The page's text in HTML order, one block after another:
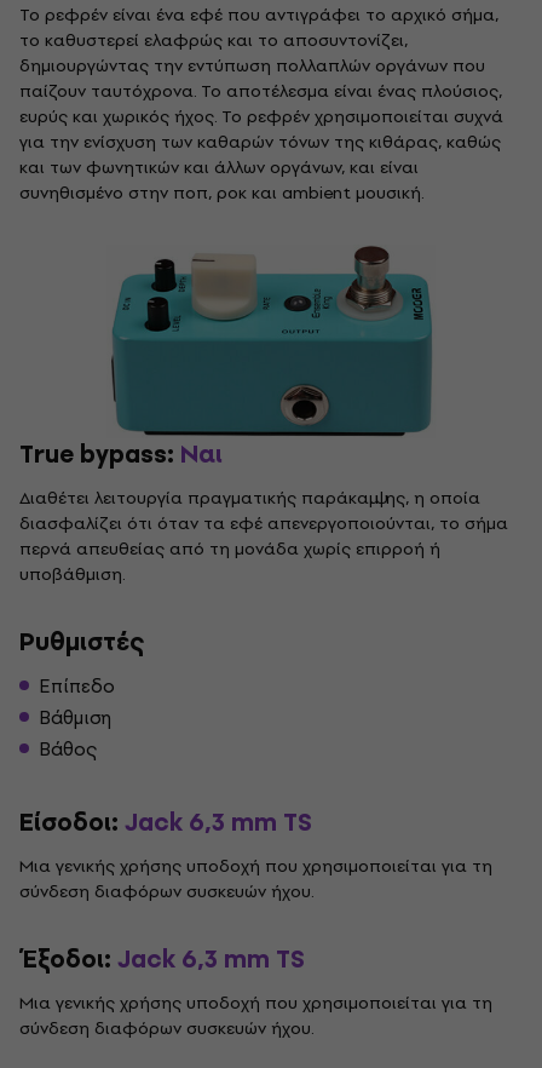
Το ρεφρέν είναι ένα εφέ που αντιγράφει το αρχικό σήμα,
το καθυστερεί ελαφρώς και το αποσυντονίζει,
δημιουργώντας την εντύπωση πολλαπλών οργάνων που
παίζουν ταυτόχρονα. Το αποτέλεσμα είναι ένας πλούσιος,
ευρύς και χωρικός ήχος. Το ρεφρέν χρησιμοποιείται συχνά
για την ενίσχυση των καθαρών τόνων της κιθάρας, καθώς
και των φωνητικών και άλλων οργάνων, και είναι
συνηθισμένο στην ποπ, ροκ και ambient μουσική.
True bypass: Ναι
Διαθέτει λειτουργία πραγματικής παράκαμψης, η οποία
διασφαλίζει ότι όταν τα εφέ απενεργοποιούνται, το σήμα
περνά απευθείας από τη μονάδα χωρίς επιρροή ή
υποβάθμιση.
Ρυθμιστές
Επίπεδο
Βάθμιση
Βάθος
Είσοδοι:Jack 6,3 mm TS
Μια γενικής χρήσης υποδοχή που χρησιμοποιείται για τη
σύνδεση διαφόρων συσκευών ήχου.
Έξοδοι:Jack 6,3 mm TS
Μια γενικής χρήσης υποδοχή που χρησιμοποιείται για τη
σύνδεση διαφόρων συσκευών ήχου.